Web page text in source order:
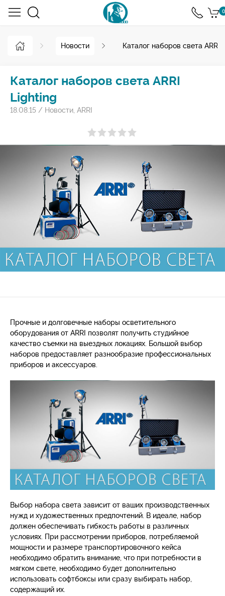
0
Новости Каталог наборов света ARRI
Каталог наборов света ARRI
Lighting
18.08.15 / Новости ARRI
Прочные и долговечные наборы осветительного
оборудования от ARRI позволят получить студийное
качество съемки на выездных локациях. Большой выбор
наборов предоставляет разнообразие профессиональных
приборов и аксессуаров.
Выбор набора света зависит от ваших производственных
нужд и художественных предпочтений. В идеале, набор
должен обеспечивать гибкость работы в различных
условиях. При рассмотрении приборов, потребляемой
мощности и размере транспортировочного кейса
необходимо обратить внимание, что при потребности в
мягком свете, необходимо будет дополнительно
использовать софтбоксы или сразу выбирать набор,
содержащий их.